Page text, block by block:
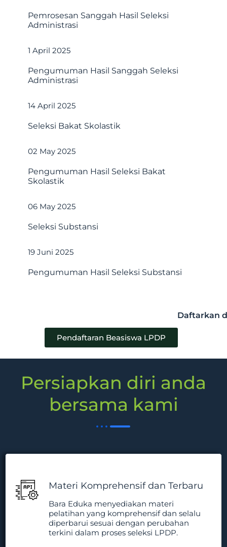
Pemrosesan Sanggah Hasil Seleksi
Administrasi
1 April 2025
Pengumuman Hasil Sanggah Seleksi
Administrasi
14 April 2025
Seleksi Bakat Skolastik
02 May 2025
Pengumuman Hasil Seleksi Bakat
Skolastik
06 May 2025
Seleksi Substansi
19 Juni 2025
Pengumuman Hasil Seleksi Substansi
Daftarkan
Pendaftaran Beasiswa LPDP
Persiapkan diri anda
bersama kami
Materi Komprehensif dan Terbaru
Bara Eduka menyediakan materi
pelatihan yang komprehensif dan selalu
diperbarui sesuai dengan perubahan
terkini dalam proses seleksi LPDP.